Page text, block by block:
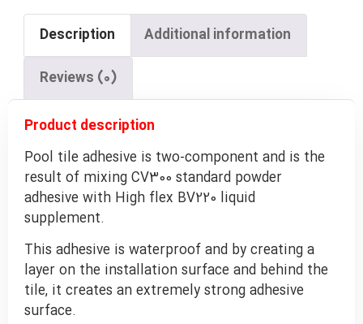
Description
Additional information
Reviews (0)
Product description
Pool tile adhesive is two-component and is the
result of mixing CV300 standard powder
adhesive with High flex BV220 liquid
supplement.
This adhesive is waterproof and by creating a
layer on the installation surface and behind the
tile, it creates an extremely strong adhesive
surface.